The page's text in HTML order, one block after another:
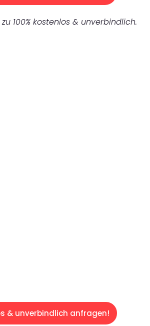
100% kostenlos & unverbindlich.
& unverbindlich anfragen!